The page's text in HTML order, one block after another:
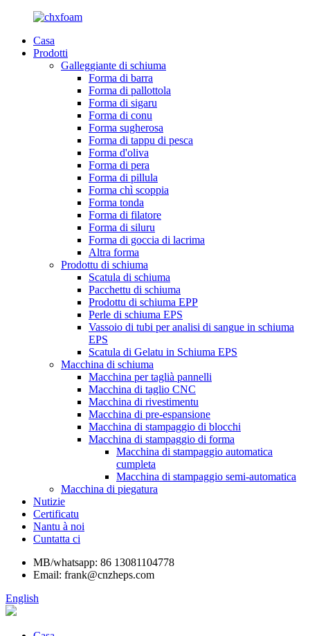
Casa
Prodotti
Galleggiante di schiuma
Forma di barra
Forma di pallottola
Forma di sigaru
Forma di conu
Forma sugherosa
Forma di tappu di pesca
Forma d'oliva
Forma di pera
Forma di pillula
Forma chì scoppia
Forma tonda
Forma di filatore
Forma di siluru
Forma di goccia di lacrima
Altra forma
Prodottu di schiuma
Scatula di schiuma
Pacchettu di schiuma
Prodottu di schiuma EPP
Perle di schiuma EPS
Vassoio di tubi per analisi di sangue in schiuma
EPS
Scatula di Gelatu in Schiuma EPS
Macchina di schiuma
Macchina per taglià pannelli
Macchina di taglio CNC
Macchina di rivestimentu
Macchina di pre-espansione
Macchina di stampaggio di blocchi
Macchina di stampaggio di forma
Macchina di stampaggio automatica
cumpleta
Macchina di stampaggio semi-automatica
Macchina di piegatura
Nutizie
Certificatu
Nantu à noi
Cuntatta ci
MB/whatsapp: 86 13081104778
Email: frank@cnzheps.com
English